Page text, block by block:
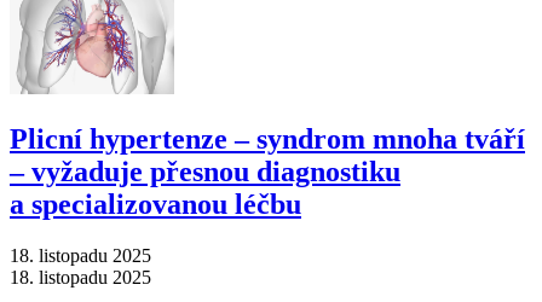
Plicní hypertenze –⁠ syndrom mnoha tváří
–⁠ vyžaduje přesnou diagnostiku
a specializovanou léčbu
18. listopadu 2025
18. listopadu 2025